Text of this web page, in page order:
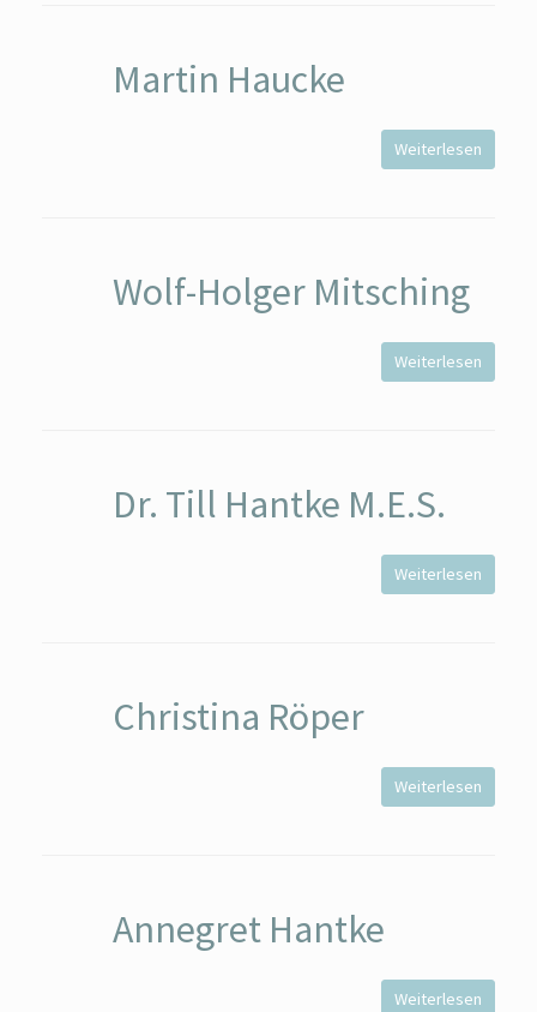
Martin Haucke
Weiterlesen
Wolf-Holger Mitsching
Weiterlesen
Dr. Till Hantke M.E.S.
Weiterlesen
Christina Röper
Weiterlesen
Annegret Hantke
Weiterlesen